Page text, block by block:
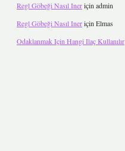
Regl Göbeği Nasıl Ineriçin admin
Regl Göbeği Nasıl Ineriçin Elmas
Odaklanmak Için Hangi Ilaç Kullanılır